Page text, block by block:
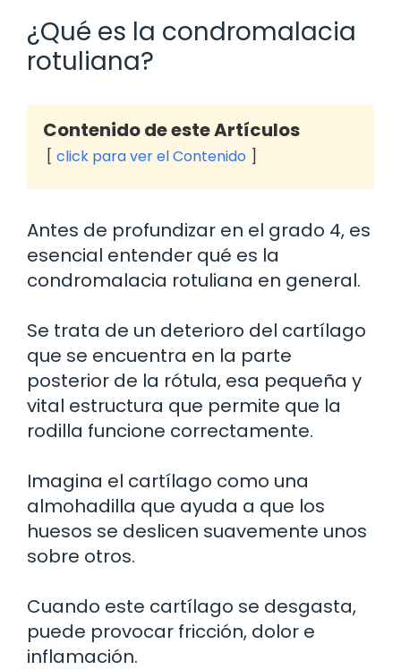
¿Qué es la condromalacia
rotuliana?
Contenido de este Artículos
click para ver el Contenido
Antes de profundizar en el grado 4, es
esencial entender qué es la
condromalacia rotuliana en general.
Se trata de un deterioro del cartílago
que se encuentra en la parte
posterior de la rótula, esa pequeña y
vital estructura que permite que la
rodilla funcione correctamente.
Imagina el cartílago como una
almohadilla que ayuda a que los
huesos se deslicen suavemente unos
sobre otros.
Cuando este cartílago se desgasta,
puede provocar fricción, dolor e
inflamación.